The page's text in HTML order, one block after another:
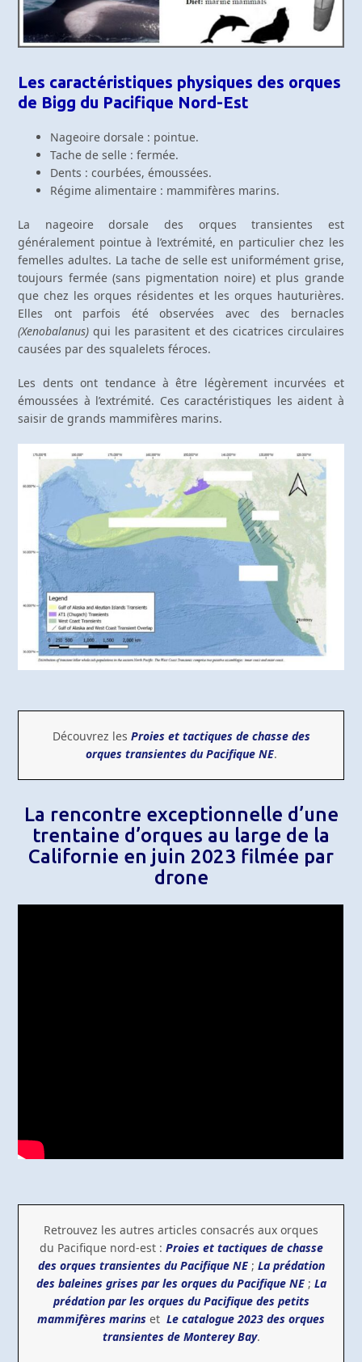
Les caractéristiques physiques des orques
de Bigg du Pacifique Nord-Est
Nageoire dorsale : pointue.
Tache de selle : fermée.
Dents : courbées, émoussées.
Régime alimentaire : mammifères marins.
La nageoire dorsale des orques transientes est
généralement pointue à l’extrémité, en particulier chez les
femelles adultes. La tache de selle est uniformément grise,
toujours fermée (sans pigmentation noire) et plus grande
que chez les orques résidentes et les orques hauturières.
Elles ont parfois été observées avec des bernacles
(Xenobalanus) qui les parasitent et des cicatrices circulaires
causées par des squalelets féroces.
Les dents ont tendance à être légèrement incurvées et
émoussées à l’extrémité. Ces caractéristiques les aident à
saisir de grands mammifères marins.
Découvrez les Proies et tactiques de chasse des
orques transientes du Pacifique NE.
La rencontre exceptionnelle d’une
trentaine d’orques au large de la
Californie en juin 2023 filmée par
drone
Retrouvez les autres articles consacrés aux orques
du Pacifique nord-est : Proies et tactiques de chasse
des orques transientes du Pacifique NE; La prédation
des baleines grises par les orques du Pacifique NE; La
prédation par les orques du Pacifique des petits
mammifères marins et Le catalogue 2023 des orques
transientes de Monterey Bay.